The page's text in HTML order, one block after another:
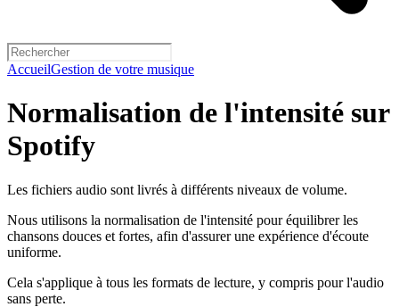
AccueilGestion de votre musique
Normalisation de l'intensité sur
Spotify
Les fichiers audio sont livrés à différents niveaux de volume.
Nous utilisons la normalisation de l'intensité pour équilibrer les
chansons douces et fortes, afin d'assurer une expérience d'écoute
uniforme.
Cela s'applique à tous les formats de lecture, y compris pour l'audio
sans perte.